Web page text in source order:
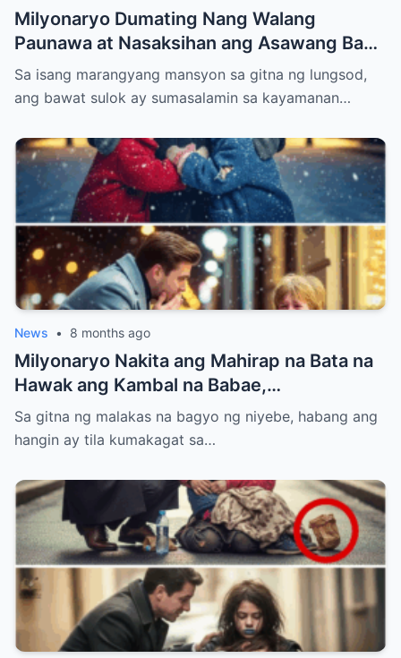
Milyonaryo Dumating Nang Walang
Paunawa at Nasaksihan ang Asawang Bago
Niyang Buhos ng Maruming Tubig sa
Kanyang Ina at Anak — Ang Ginawa Niyang
Sa isang marangyang mansyon sa gitna ng lungsod,
ang bawat sulok ay sumasalamin sa kayamanan…
News • 8 months ago
Milyonaryo Nakita ang Mahirap na Bata na
Hawak ang Kambal na Babae,
Nangangatog sa Bagyong Niyebe — Ang
Ginawa Niyang Isa ay Lahat Nagulat
Sa gitna ng malakas na bagyo ng niyebe, habang ang
hangin ay tila kumakagat sa…